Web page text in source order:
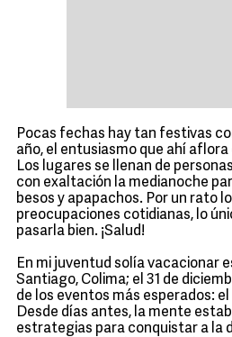
Pocas fechas hay tan festivas
año, el entusiasmo que ahí
Los lugares se llenan de
con exaltación la medianoche
besos y apapachos. Por un rato
preocupaciones cotidianas, lo
pasarla bien. ¡Salud!
En mi juventud solía vacacionar
Santiago, Colima; el 31 de
de los eventos más esperados:
Desde días antes, la mente
estrategias para conquistar a la